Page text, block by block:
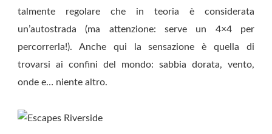
talmente regolare che in teoria è considerata
un’autostrada (ma attenzione: serve un 4×4 per
percorrerla!). Anche qui la sensazione è quella di
trovarsi ai confini del mondo: sabbia dorata, vento,
onde e… niente altro.